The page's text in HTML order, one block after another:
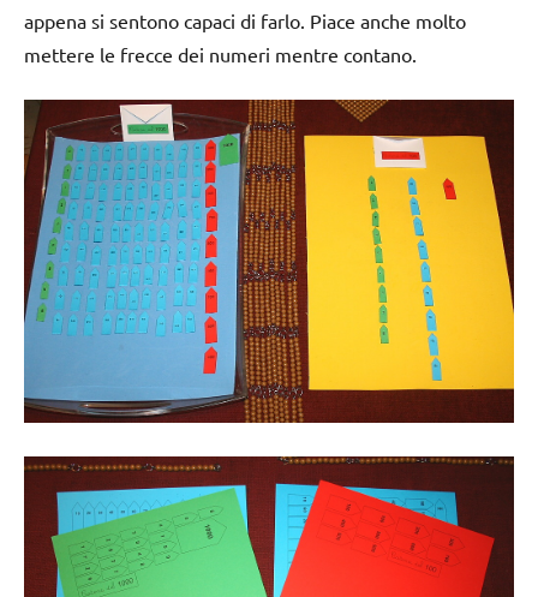
appena si sentono capaci di farlo. Piace anche molto
mettere le frecce dei numeri mentre contano.